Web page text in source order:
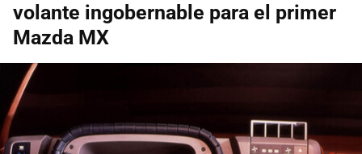
volante ingobernable para el primer
Mazda MX